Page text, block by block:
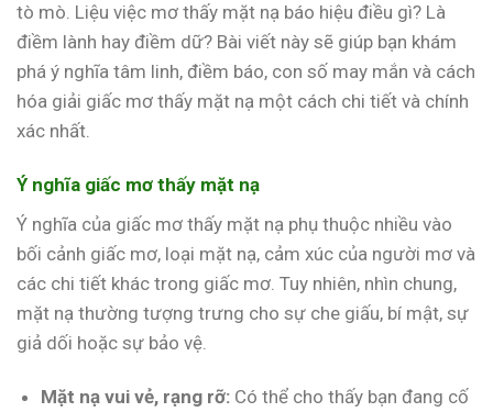
tò mò. Liệu việc mơ thấy mặt nạ báo hiệu điều gì? Là
điềm lành hay điềm dữ? Bài viết này sẽ giúp bạn khám
phá ý nghĩa tâm linh, điềm báo, con số may mắn và cách
hóa giải giấc mơ thấy mặt nạ một cách chi tiết và chính
xác nhất.
Ý nghĩa giấc mơ thấy mặt nạ
Ý nghĩa của giấc mơ thấy mặt nạ phụ thuộc nhiều vào
bối cảnh giấc mơ, loại mặt nạ, cảm xúc của người mơ và
các chi tiết khác trong giấc mơ. Tuy nhiên, nhìn chung,
mặt nạ thường tượng trưng cho sự che giấu, bí mật, sự
giả dối hoặc sự bảo vệ.
Mặt nạ vui vẻ, rạng rỡ: Có thể cho thấy bạn đang cố